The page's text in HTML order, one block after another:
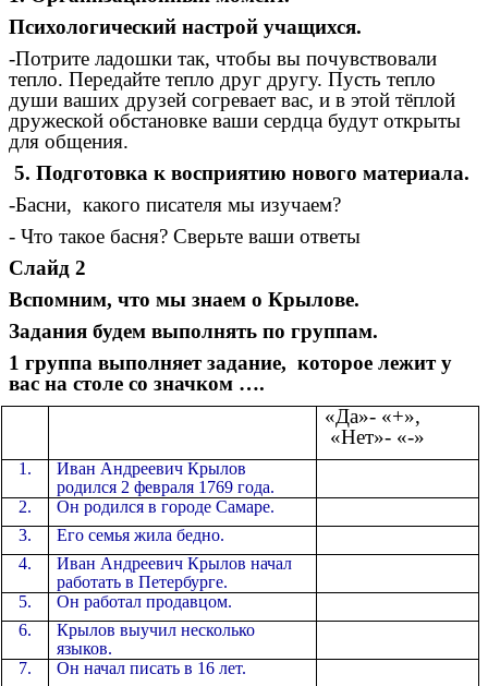
Психологический настрой учащихся.
-Потрите ладошки так, чтобы вы почувствовали
тепло. Передайте тепло друг другу. Пусть тепло
души ваших друзей согревает вас, и в этой тёплой
дружеской обстановке ваши сердца будут открыты
для общения.
5. Подготовка к восприятию нового материала.
-Басни, какого писателя мы изучаем?
- Что такое басня? Сверьте ваши ответы
Слайд 2
Вспомним, что мы знаем о Крылове.
Задания будем выполнять по группам.
1 группа выполняет задание, которое лежит у
вас на столе со значком ….
«Да»- «+»,
«Нет»- «-»
1.
Иван Андреевич Крылов
родился 2 февраля 1769 года.
2.
Он родился в городе Самаре.
3.
Его семья жила бедно.
4.
Иван Андреевич Крылов начал
работать в Петербурге.
5.
Он работал продавцом.
6.
Крылов выучил несколько
языков.
7.
Он начал писать в 16 лет.